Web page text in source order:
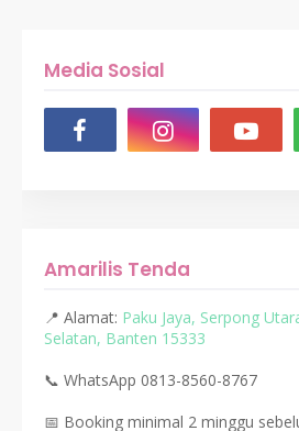
Media Sosial
Amarilis Tenda
📍 Alamat: Paku Jaya, Serpong
Selatan, Banten 15333
📞 WhatsApp 0813-8560-8767
📅 Booking minimal 2 minggu